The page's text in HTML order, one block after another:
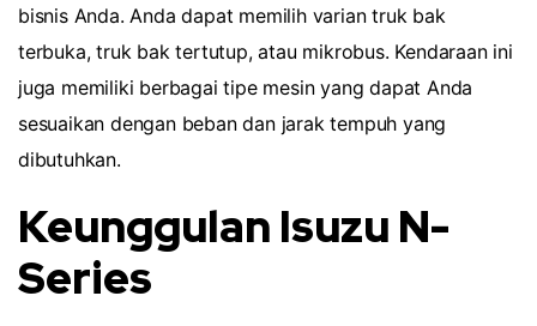
bisnis Anda. Anda dapat memilih varian truk bak
terbuka, truk bak tertutup, atau mikrobus. Kendaraan ini
juga memiliki berbagai tipe mesin yang dapat Anda
sesuaikan dengan beban dan jarak tempuh yang
dibutuhkan.
Keunggulan Isuzu N-
Series